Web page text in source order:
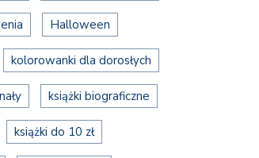
Halloween
kolorowanki dla dorosłych
książki biograficzne
książki do 10 zł